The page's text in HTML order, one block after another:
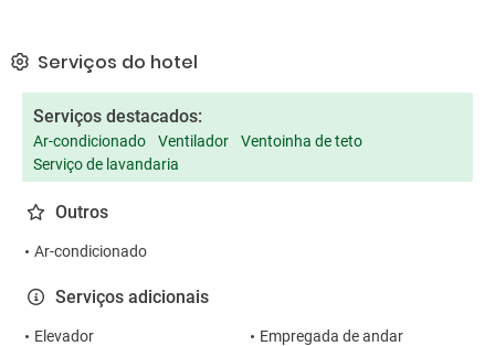
Serviços do hotel
Serviços destacados:
Ar-condicionado Ventilador
Ventoinha de teto
Serviço de lavandaria
Outros
Ar-condicionado
Serviços adicionais
Elevador
Empregada de andar